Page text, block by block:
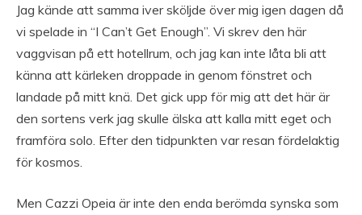
Jag kände att samma iver sköljde över mig igen dagen då
vi spelade in “I Can’t Get Enough”. Vi skrev den här
vaggvisan på ett hotellrum, och jag kan inte låta bli att
känna att kärleken droppade in genom fönstret och
landade på mitt knä. Det gick upp för mig att det här är
den sortens verk jag skulle älska att kalla mitt eget och
framföra solo. Efter den tidpunkten var resan fördelaktig
för kosmos.
Men Cazzi Opeia är inte den enda berömda synska som